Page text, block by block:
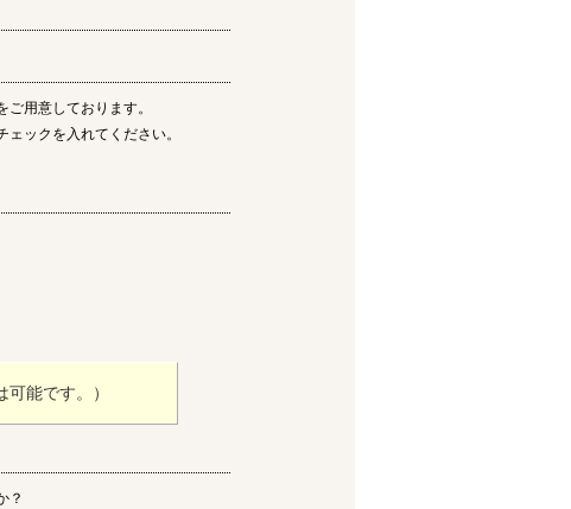
用意しております。
ックを入れてください。
能です。）
？